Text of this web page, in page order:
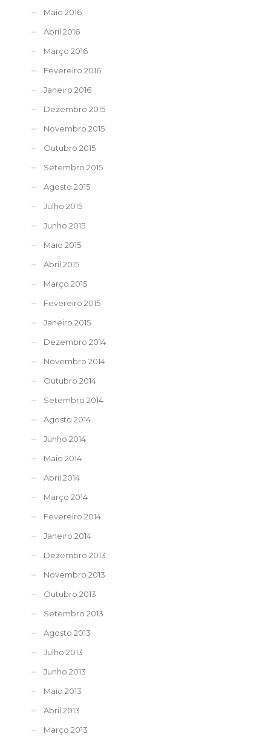
Maio 2016
Abril 2016
Março 2016
Fevereiro 2016
Janeiro 2016
Dezembro 2015
Novembro 2015
Outubro 2015
Setembro 2015
Agosto 2015
Julho 2015
Junho 2015
Maio 2015
Abril 2015
Março 2015
Fevereiro 2015
Janeiro 2015
Dezembro 2014
Novembro 2014
Outubro 2014
Setembro 2014
Agosto 2014
Junho 2014
Maio 2014
Abril 2014
Março 2014
Fevereiro 2014
Janeiro 2014
Dezembro 2013
Novembro 2013
Outubro 2013
Setembro 2013
Agosto 2013
Julho 2013
Junho 2013
Maio 2013
Abril 2013
Março 2013